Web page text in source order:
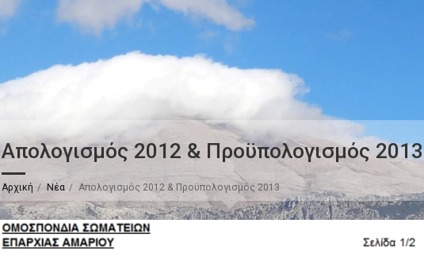
Απολογισμός 2012 & Προϋπολογισμός 2013
Αρχική Νέα Απολογισμός 2012 & Προϋπολογισμός 2013